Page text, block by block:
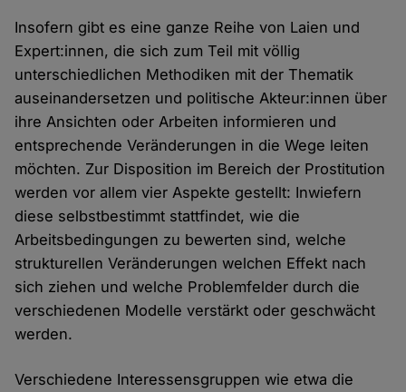
Insofern gibt es eine ganze Reihe von Laien und
Expert:innen, die sich zum Teil mit völlig
unterschiedlichen Methodiken mit der Thematik
auseinandersetzen und politische Akteur:innen über
ihre Ansichten oder Arbeiten informieren und
entsprechende Veränderungen in die Wege leiten
möchten. Zur Disposition im Bereich der Prostitution
werden vor allem vier Aspekte gestellt: Inwiefern
diese selbstbestimmt stattfindet, wie die
Arbeitsbedingungen zu bewerten sind, welche
strukturellen Veränderungen welchen Effekt nach
sich ziehen und welche Problemfelder durch die
verschiedenen Modelle verstärkt oder geschwächt
werden.
Verschiedene Interessensgruppen wie etwa die